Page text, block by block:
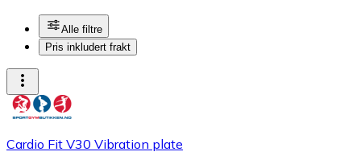
Alle filtre
Pris inkludert frakt
Cardio Fit V30 Vibration plate